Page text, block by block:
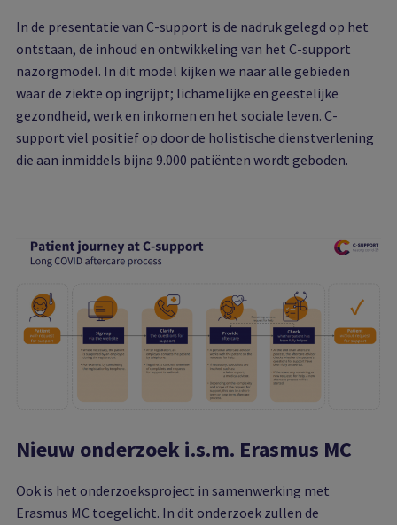
In de presentatie van C-support is de nadruk gelegd op het
ontstaan, de inhoud en ontwikkeling van het C-support
nazorgmodel. In dit model kijken we naar alle gebieden
waar de ziekte op ingrijpt; lichamelijke en geestelijke
gezondheid, werk en inkomen en het sociale leven. C-
support viel positief op door de holistische dienstverlening
die aan inmiddels bijna 9.000 patiënten wordt geboden.
Nieuw onderzoek i.s.m. Erasmus MC
Ook is het onderzoeksproject in samenwerking met
Erasmus MC toegelicht. In dit onderzoek zullen de